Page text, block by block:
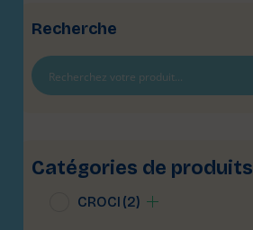
Recherche
Catégories de produits
CROCI (2)